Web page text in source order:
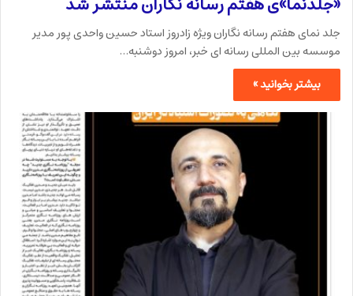
جلد نمای هفتم رسانه نگاران ویژه زادروز استاد حسین واحدی پور مدیر
موسسه بین المللی رسانه ای خبر، امروز دوشنبه…
بیشتر بخوانید »